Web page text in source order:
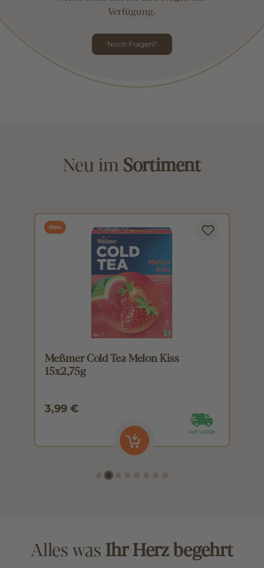
Verfügung.
Noch Fragen?
Neu im Sortiment
Neu
Meßmer Cold Tea Melon Kiss
15x2,75g
3,99 €
Alles wasIhr Herz begehrt